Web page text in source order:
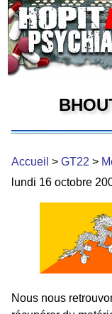
Accueil >GT22 >
lundi 16 octobre
Nous nous